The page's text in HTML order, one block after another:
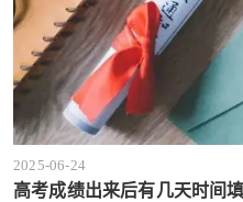
2025-06-24
高考成绩出来后有几天时间